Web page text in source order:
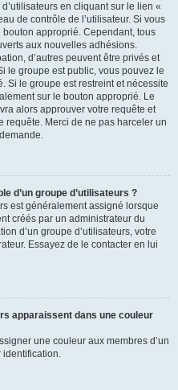
en cliquant sur le lien «
de contrôle de l’utilisateur. Si vous
approprié. Cependant, tous
aux nouvelles adhésions.
d’autres peuvent être privés et
le groupe est public, vous pouvez le
Si le groupe est restreint et nécessite
sur le bouton approprié. Le
alors approuver votre requête et
requête. Merci de ne pas harceler un
d’un groupe d’utilisateurs ?
est généralement assigné lorsque
créés par un administrateur du
d’un groupe d’utilisateurs, votre
Essayez de le contacter en lui
apparaissent dans une couleur
une couleur aux membres d’un
identification.